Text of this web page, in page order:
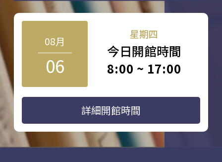
08月
06
星期四
今日開館時間
8:00 ~ 17:00
詳細開館時間